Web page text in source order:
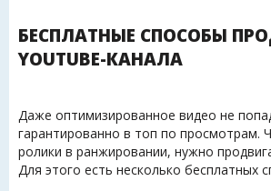
БЕСПЛАТНЫЕ СПОСОБЫ
YOUTUBE-КАНАЛА
Даже оптимизированное видео не
гарантированно в топ по просмотрам.
ролики в ранжировании, нужно
Для этого есть несколько бесплатных